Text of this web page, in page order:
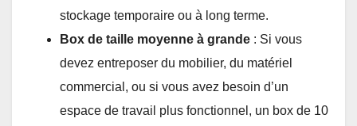
stockage temporaire ou à long terme.
Box de taille moyenne à grande : Si vous
devez entreposer du mobilier, du matériel
commercial, ou si vous avez besoin d’un
espace de travail plus fonctionnel, un box de 10